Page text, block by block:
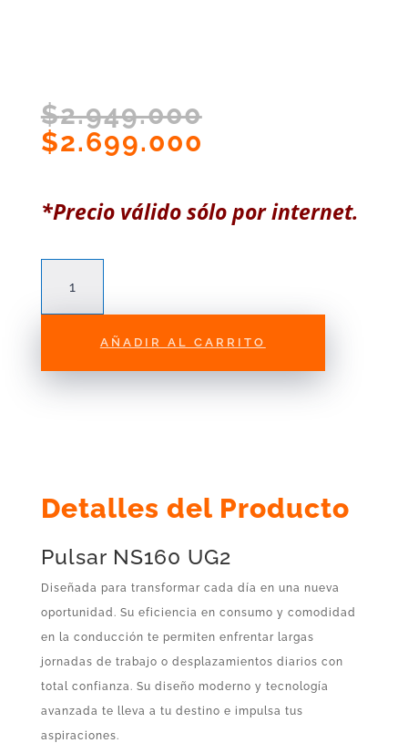
$2.949.000El
era:
$2.949.000.
$2.699.000
actual
es:
*Precio válido sólo por internet.
cantidad
AÑADIR AL CARRITO
Detalles del Producto
Pulsar NS160 UG2
Diseñada para transformar cada día en una nueva
oportunidad. Su eficiencia en consumo y comodidad
en la conducción te permiten enfrentar largas
jornadas de trabajo o desplazamientos diarios con
total confianza. Su diseño moderno y tecnología
avanzada te lleva a tu destino e impulsa tus
aspiraciones.